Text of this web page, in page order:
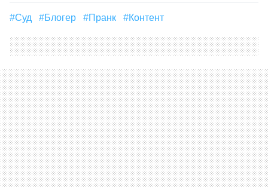
#суд #Блогер #пранк #контент